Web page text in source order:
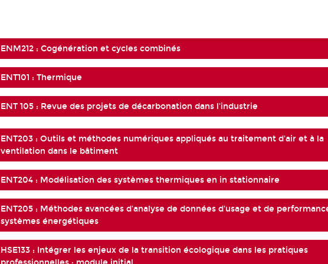
ENM212 : Cogénération et cycles combinés
ENT101 : Thermique
ENT 105 : Revue des projets de décarbonation dans l'industrie
ENT203 : Outils et méthodes numériques appliqués au traitement d'air et à la
ventilation dans le bâtiment
ENT204 : Modélisation des systèmes thermiques en in stationnaire
ENT205 : Méthodes avancées d'analyse de données d'usage et de
systèmes énergétiques
HSE133 : Intégrer les enjeux de la transition écologique dans les pratiques